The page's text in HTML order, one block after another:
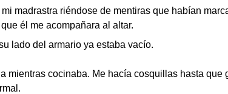
madrastra riéndose de mentiras que habían
él me acompañara al altar.
lado del armario ya estaba vacío.
cocinaba. Me hacía cosquillas hasta que